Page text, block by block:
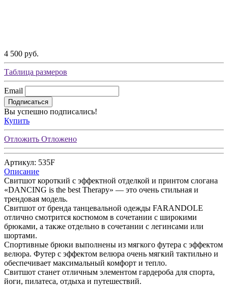
4 500 руб.
Таблица размеров
Email
Подписаться
Вы успешно подписались!
Купить
Отложить Отложено
Артикул: 535F
Описание
Свитшот короткий с эффектной отделкой и принтом слогана
«DANCING is the best Therapy» — это очень стильная и
трендовая модель.
Свитшот от бренда танцевальной одежды FARANDOLE
отлично смотрится костюмом в сочетании с широкими
брюками, а также отдельно в сочетании с легинсами или
шортами.
Спортивные брюки выполнены из мягкого футера с эффектом
велюра. Футер с эффектом велюра очень мягкий тактильно и
обеспечивает максимальный комфорт и тепло.
Свитшот станет отличным элементом гардероба для спорта,
йоги, пилатеса, отдыха и путешествий.